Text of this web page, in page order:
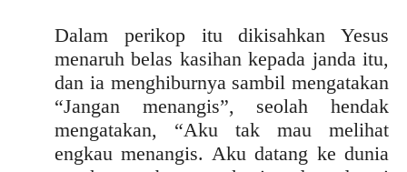
Dalam perikop itu dikisahkan Yesus
menaruh belas kasihan kepada janda itu,
dan ia menghiburnya sambil mengatakan
“Jangan menangis”, seolah hendak
mengatakan, “Aku tak mau melihat
engkau menangis. Aku datang ke dunia